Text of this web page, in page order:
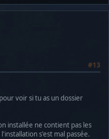
#13
voir si tu as un dossier
installée ne contient pas les
s'est mal passée.